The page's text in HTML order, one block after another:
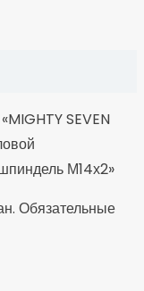
SEVEN
М14х2»
Обязательные